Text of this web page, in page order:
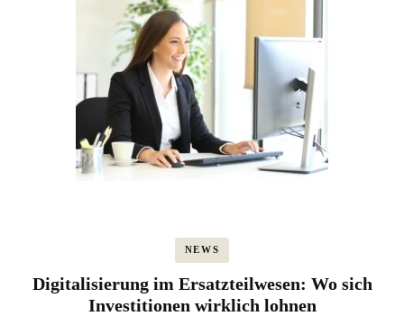
NEWS
Digitalisierung im Ersatzteilwesen: Wo sich
Investitionen wirklich lohnen